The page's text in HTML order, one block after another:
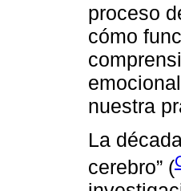
proceso
cómo
nuestra
La
cerebro” (